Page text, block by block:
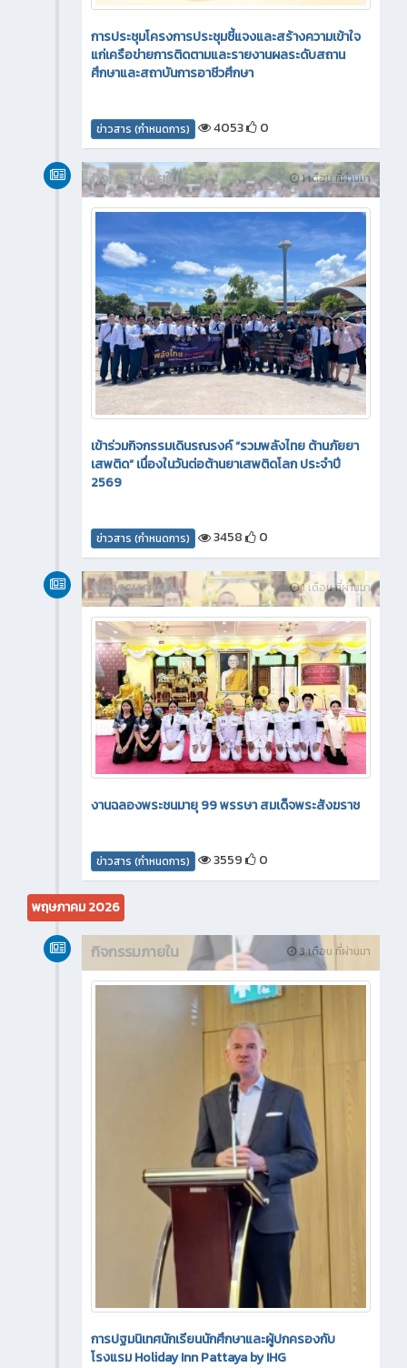
การประชุมโครงการประชุมชี้แจงและสร้างความเข้าใจ
แก่เครือข่ายการติดตามและรายงานผลระดับสถาน
ศึกษาและสถาบันการอาชีวศึกษา
ข่าวสาร (กำหนดการ) 4053 0
1 เดือน ที่ผ่านมา
กิจกรรมภายใน
เข้าร่วมกิจกรรมเดินรณรงค์ “รวมพลังไทย ต้านภัยยา
เสพติด” เนื่องในวันต่อต้านยาเสพติดโลก ประจำปี
2569
ข่าวสาร (กำหนดการ) 3458 0
1 เดือน ที่ผ่านมา
กิจกรรมภายใน
งานฉลองพระชนมายุ 99 พรรษา สมเด็จพระสังฆราช
ข่าวสาร (กำหนดการ) 3559 0
พฤษภาคม 2026
3 เดือน ที่ผ่านมา
กิจกรรมภายใน
การปฐมนิเทศนักเรียนนักศึกษาและผู้ปกครองกับ
โรงแรม Holiday Inn Pattaya by IHG